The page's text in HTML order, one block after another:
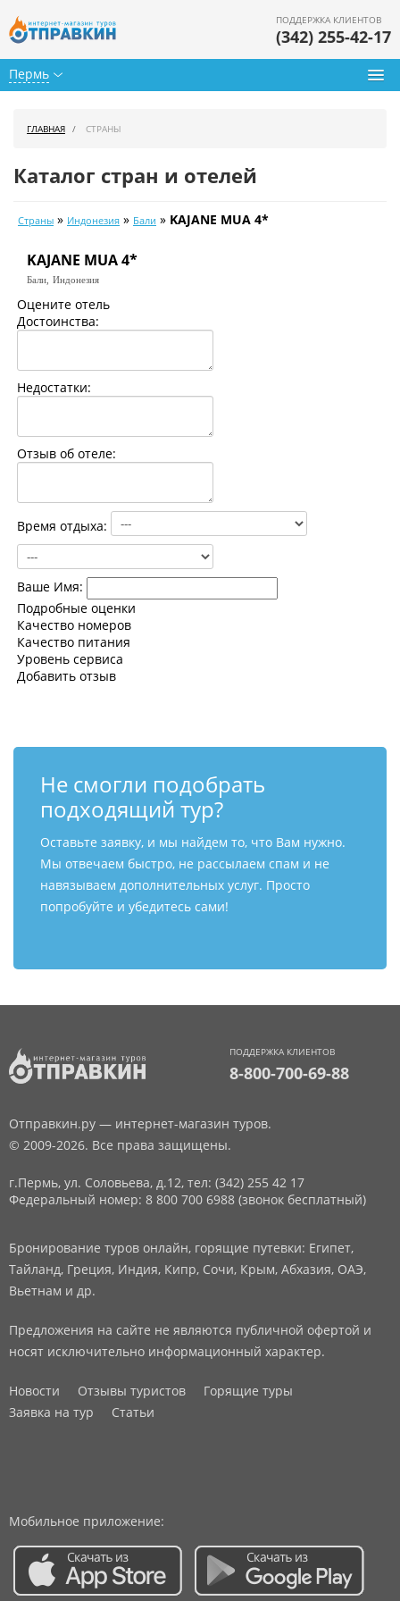
Пермь
ПОДДЕРЖКА КЛИЕНТОВ
(342) 255-42-17
Календарь туров
Цены дня
Страны
ГЛАВНАЯ СТРАНЫ
Каталог стран и отелей
Страны » Индонезия » Бали » KAJANE MUA 4*
KAJANE MUA 4*
Бали, Индонезия
Оцените отель
Достоинства:
Недостатки:
Отзыв об отеле:
Время отдыха:
Ваше Имя:
Подробные оценки
Качество номеров
Качество питания
Уровень сервиса
Добавить отзыв
Не смогли подобрать
подходящий тур?
Оставьте заявку, и мы найдем то, что Вам нужно.
Мы отвечаем быстро, не рассылаем спам и не
навязываем дополнительных услуг. Просто
попробуйте и убедитесь сами!
ПОДДЕРЖКА КЛИЕНТОВ
8-800-700-69-88
Отправкин.ру — интернет-магазин туров.
© 2009-2026. Все права защищены.
г.Пермь, ул. Соловьева, д.12, тел: (342) 255 42 17
Федеральный номер: 8 800 700 6988 (звонок бесплатный)
Бронирование туров онлайн, горящие путевки: Египет,
Тайланд, Греция, Индия, Кипр, Сочи, Крым, Абхазия, ОАЭ,
Вьетнам и др.
Предложения на сайте не являются публичной офертой и
носят исключительно информационный характер.
Новости Отзывы туристов
Горящие туры
Заявка на тур
Статьи
Мобильное приложение: